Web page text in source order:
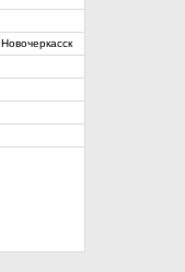
Новочеркасск